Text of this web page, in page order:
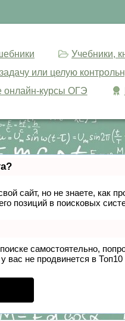
Учебники,
или целую
онлайн-курсы ОГЭ
сайт, но не знаете, как
позиций в поисковых
самостоятельно,
вас не продвинется в